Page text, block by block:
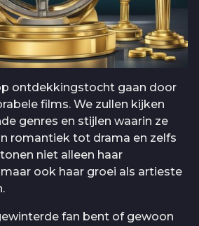
ontdekkingstocht gaan door
films. We zullen kijken
genres en stijlen waarin ze
romantiek tot drama en zelfs
niet alleen haar
ook haar groei als artieste
fan bent of gewoon